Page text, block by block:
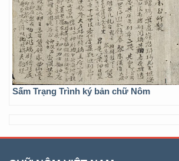
Sấm Trạng Trình ký bản chữ Nôm